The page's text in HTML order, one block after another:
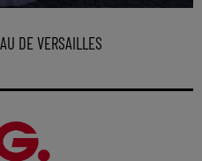
DE VERSAILLES